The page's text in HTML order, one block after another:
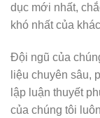
dục mới nhất,
khó nhất của
Đội ngũ của
liệu chuyên sâu,
lập luận thuyết
của chúng tôi